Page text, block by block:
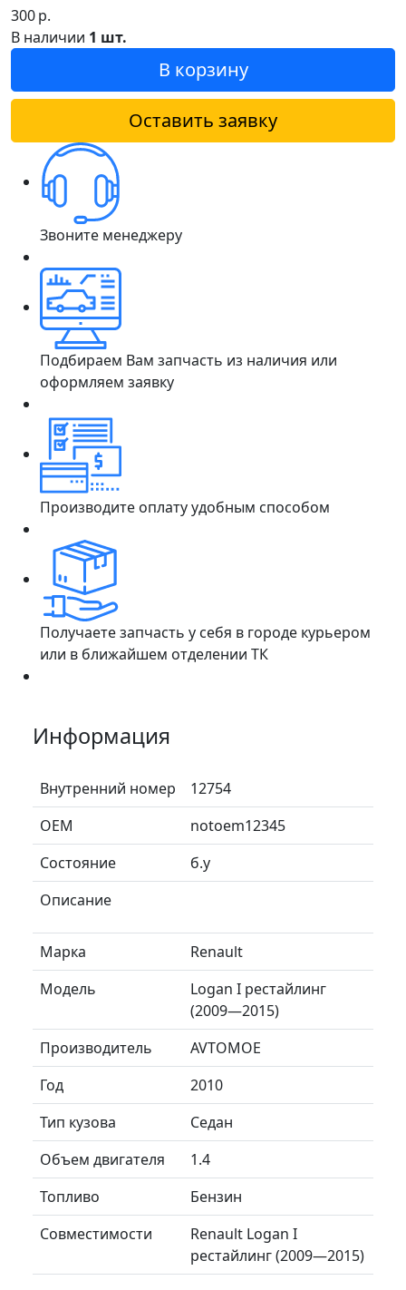
300р.
В наличии 1 шт.
В корзину
Оставить заявку
Звоните менеджеру
Подбираем Вам запчасть из наличия или
оформляем заявку
Производите оплату удобным способом
Получаете запчасть у себя в городе курьером
или в ближайшем отделении ТК
Информация
Внутренний номер
12754
ОЕМ
notoem12345
Состояние
б.у
Описание
Марка
Renault
Модель
Logan I рестайлинг
(2009—2015)
Производитель
AVTOMOE
Год
2010
Тип кузова
Седан
Объем двигателя
1.4
Топливо
Бензин
Совместимости
Renault Logan I
рестайлинг (2009—2015)